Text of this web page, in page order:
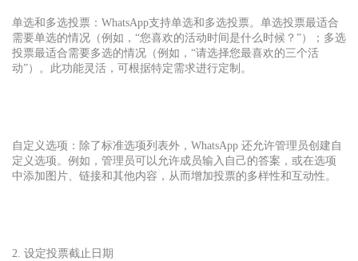
单选和多选投票： WhatsApp支持单选和多选投票。单选投票最适合
需要单选的情况（例如，“您喜欢的活动时间是什么时候？”）；多选
投票最适合需要多选的情况（例如，“请选择您最喜欢的三个活
动”）。此功能灵活，可根据特定需求进行定制。
自定义选项：除了标准选项列表外，WhatsApp 还允许管理员创建自
定义选项。例如，管理员可以允许成员输入自己的答案，或在选项
中添加图片、链接和其他内容，从而增加投票的多样性和互动性。
2. 设定投票截止日期